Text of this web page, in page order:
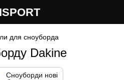
для сноуборда
Dakine
Сноуборди нові